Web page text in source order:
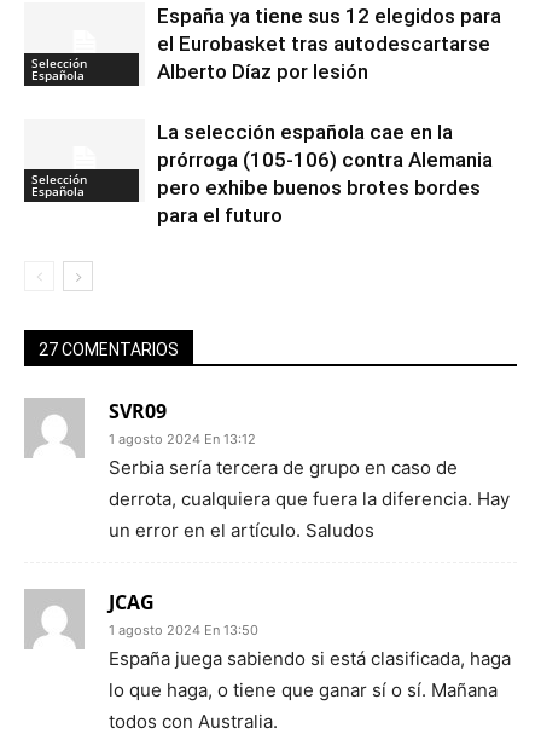
Selección
Española
España ya tiene sus 12 elegidos para
el Eurobasket tras autodescartarse
Alberto Díaz por lesión
Selección
Española
La selección española cae en la
prórroga (105-106) contra Alemania
pero exhibe buenos brotes bordes
para el futuro
27 COMENTARIOS
SVR09
1 agosto 2024 En 13:12
Serbia sería tercera de grupo en caso de
derrota, cualquiera que fuera la diferencia. Hay
un error en el artículo. Saludos
JCAG
1 agosto 2024 En 13:50
España juega sabiendo si está clasificada, haga
lo que haga, o tiene que ganar sí o sí. Mañana
todos con Australia.